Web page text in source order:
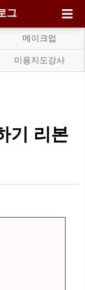
그
메이크업
미용지도강사
기 리본